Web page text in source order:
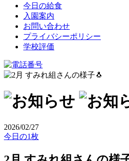
今日の給食
入園案内
お問い合わせ
プライバシーポリシー
学校評価
2026/02/27
今日の1枚